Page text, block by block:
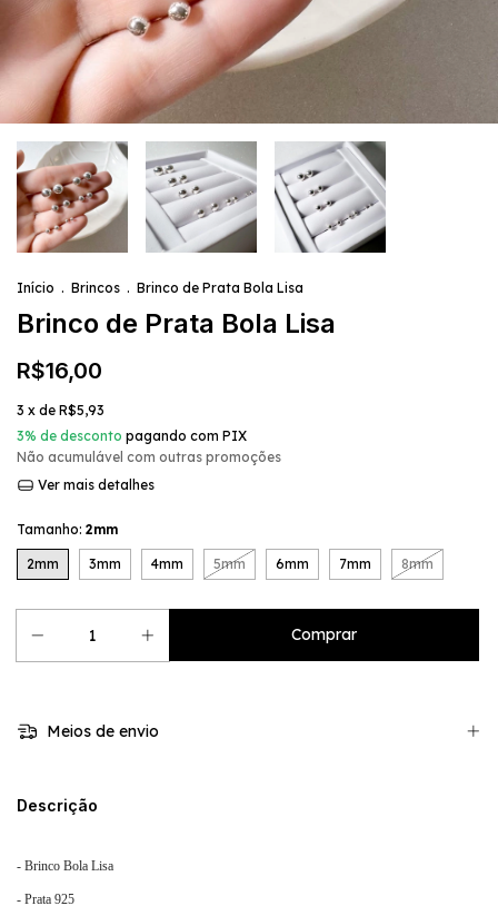
Início . Brincos . Brinco de Prata Bola Lisa
Brinco de Prata Bola Lisa
R$16,00
3 x de R$5,93
3% de desconto pagando com PIX
Não acumulável com outras promoções
Ver mais detalhes
Tamanho: 2mm
2mm 3mm 4mm 5mm 6mm 7mm 8mm
Meios de envio
Descrição
- Brinco Bola Lisa
- Prata 925